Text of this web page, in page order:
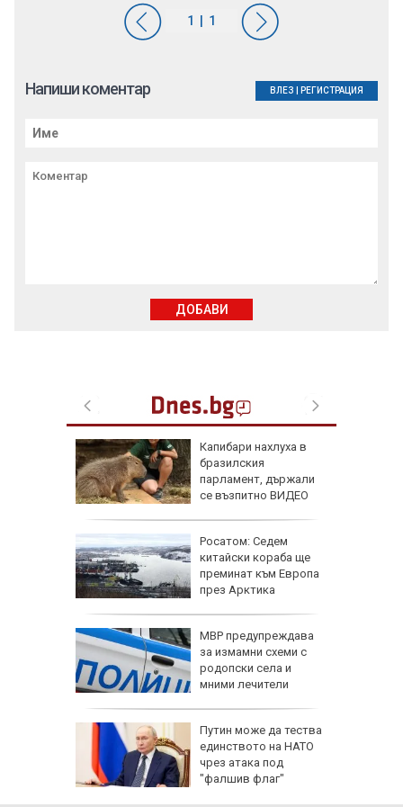
Капибари нахлуха в
бразилския
парламент, държали
се възпитно ВИДЕО
Росатом: Седем
китайски кораба ще
преминат към Европа
през Арктика
МВР предупреждава
за измамни схеми с
родопски села и
мними лечители
Путин може да тества
единството на НАТО
чрез атака под
"фалшив флаг"
Напиши коментар ВЛЕЗ РЕГИСТРАЦИЯ
ДОБАВИ